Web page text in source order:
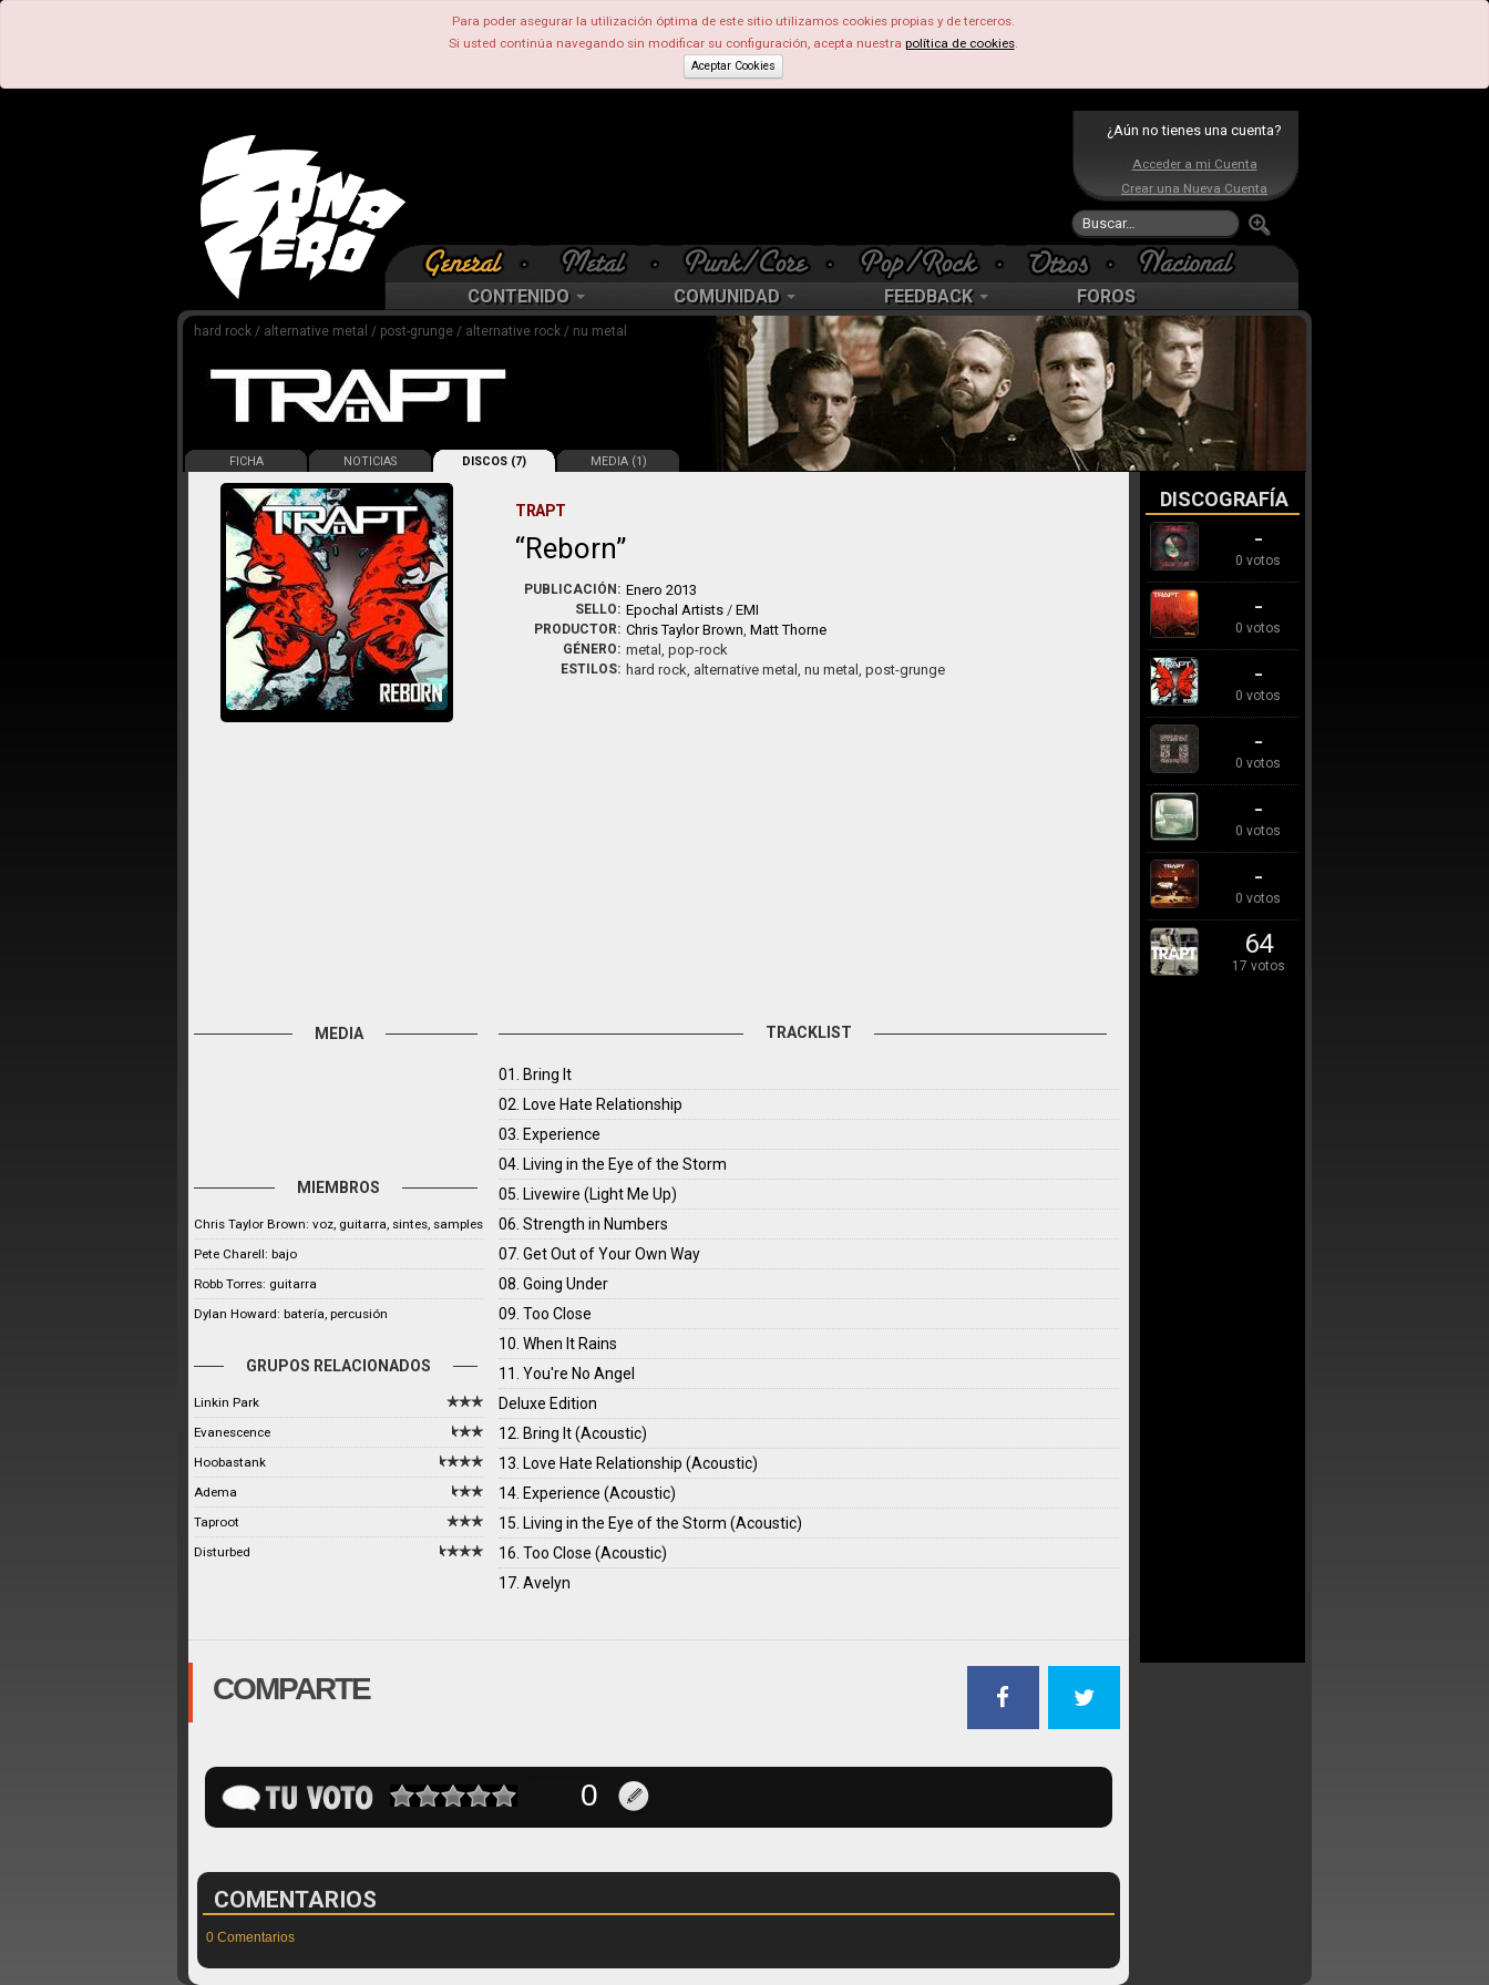
Para poder asegurar la utilización óptima de este sitio utilizamos cookies propias y de terceros.
Si usted continúa navegando sin modificar su configuración, acepta nuestra política de cookies.
Aceptar Cookies
¿Aún no tienes una cuenta?
Acceder a mi Cuenta
Crear una Nueva Cuenta
CONTENIDO COMUNIDAD FEEDBACK FOROS
hard rock / alternative metal / post-grunge / alternative rock / nu metal
FICHA NOTICIAS DISCOS (7) MEDIA (1)
TRAPT
Reborn
PUBLICACIÓN: Enero 2013
SELLO: Epochal Artists /EMI
PRODUCTOR: Chris Taylor Brown,Matt Thorne
GÉNERO: metal, pop-rock
ESTILOS: hard rock, alternative metal, nu metal, post-grunge
MEDIA
MIEMBROS
Chris Taylor Brown: voz, guitarra, sintes, samples
Pete Charell: bajo
Robb Torres: guitarra
Dylan Howard: batería, percusión
GRUPOS RELACIONADOS
Linkin Park
Evanescence
Hoobastank
Adema
Taproot
Disturbed
TRACKLIST
01. Bring It
02. Love Hate Relationship
03. Experience
04. Living in the Eye of the Storm
05. Livewire (Light Me Up)
06. Strength in Numbers
07. Get Out of Your Own Way
08. Going Under
09. Too Close
10. When It Rains
11. You're No Angel
Deluxe Edition
12. Bring It (Acoustic)
13. Love Hate Relationship (Acoustic)
14. Experience (Acoustic)
15. Living in the Eye of the Storm (Acoustic)
16. Too Close (Acoustic)
17. Avelyn
COMPARTE
COMENTARIOS
0 Comentarios
DISCOGRAFÍA
-
0 votos
-
0 votos
-
0 votos
-
0 votos
-
0 votos
-
0 votos
64
17 votos